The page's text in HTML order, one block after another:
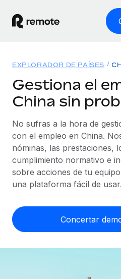
EMPLEO GLOBAL
Nómina global
Gestiona las nóminas de
legalidad.
Employer of Record
Expándete en todo el
cumpliendo la normativa.
Soluciones
COBERTURA MUNDIAL
Explorador de países
Consulta el soporte del
Explorador estatal de
Simplifica la contratación en
Comparador de Remote
Compáranos con otras
Recursos
HERRAMIENTAS Y
Calculadora del riesgo
Consulta el riesgo de
cualquier país.
Precios
English
Nederlands
EXPLORADOR DE PAÍSES
Gestiona el
China sin
No sufras a la hora de
con el empleo en China.
nóminas, las prestaciones,
cumplimiento normativo e
sobre acciones de tu
una plataforma fácil de usar.
Concertar